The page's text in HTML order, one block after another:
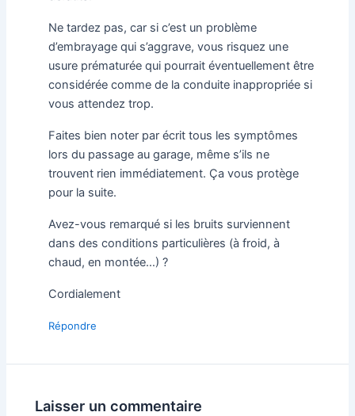
Ne tardez pas, car si c’est un problème
d’embrayage qui s’aggrave, vous risquez une
usure prématurée qui pourrait éventuellement être
considérée comme de la conduite inappropriée si
vous attendez trop.
Faites bien noter par écrit tous les symptômes
lors du passage au garage, même s’ils ne
trouvent rien immédiatement. Ça vous protège
pour la suite.
Avez-vous remarqué si les bruits surviennent
dans des conditions particulières (à froid, à
chaud, en montée…) ?
Cordialement
Répondre
Laisser un commentaire